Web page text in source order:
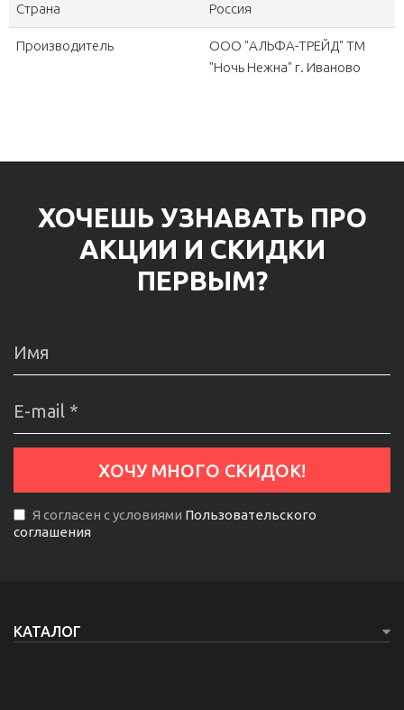
Страна Россия
Производитель
ООО "АЛЬФА-ТРЕЙД" ТМ
"Ночь Нежна" г. Иваново
ХОЧЕШЬ УЗНАВАТЬ ПРО
АКЦИИ И СКИДКИ
ПЕРВЫМ?
Я согласен с условиями Пользовательского
соглашения
КАТАЛОГ